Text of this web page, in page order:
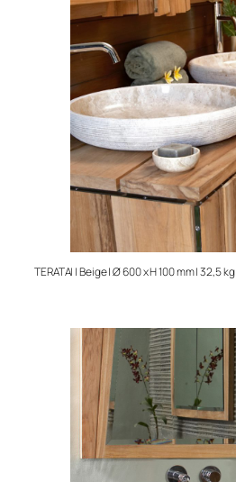
TERATAI | Beige | Ø 600 x H 100 mm | 32,5 kg